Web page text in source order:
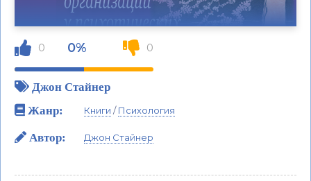
0 0% 0
Джон Стайнер
Жанр:
Книги /Психология
Автор: Джон Стайнер